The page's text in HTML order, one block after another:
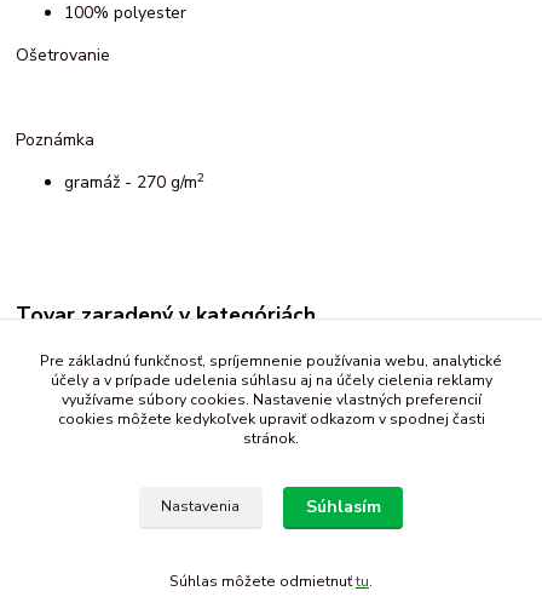
100% polyester
Ošetrovanie
Poznámka
gramáž - 270 g/m2
Tovar zaradený v kategóriách
Fleece, minky
fleece - vzorovaný
Pre základnú funkčnosť, spríjemnenie používania webu, analytické
účely a v prípade udelenia súhlasu aj na účely cielenia reklamy
využívame súbory cookies. Nastavenie vlastných preferencií
cookies môžete kedykoľvek upraviť odkazom v spodnej časti
stránok.
Nastavenia Súhlasím
Súhlas môžete odmietnuťtu.